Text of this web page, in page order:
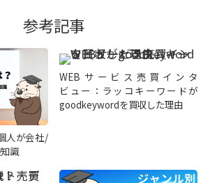
参考記事
人が会社/
識
WEBサービス売買インタ
ビュー：ラッコキーワードが
goodkeywordを買収した理由